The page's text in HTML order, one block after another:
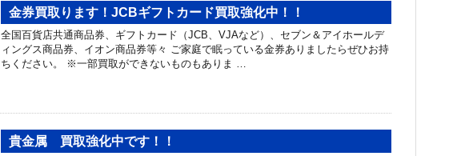
金券買取ります！JCBギフトカード買取強化中！！
全国百貨店共通商品券、ギフトカード（JCB、VJAなど）、セブン＆アイホールデ
ィングス商品券、イオン商品券等々 ご家庭で眠っている金券ありましたらぜひお持
ちください。 ※一部買取ができないものもありま …
貴金属 買取強化中です！！